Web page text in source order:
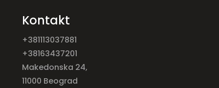
Kontakt
+381113037881
+38163437201
Makedonska 24,
11000 Beograd